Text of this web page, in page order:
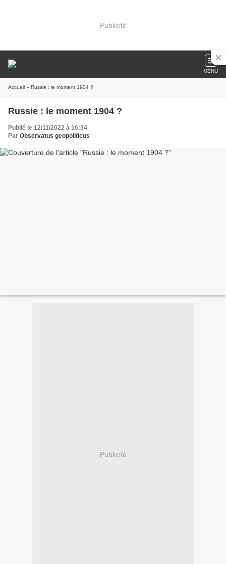
Publicité
MENU
Accueil » Russie : le moment 1904 ?
Russie : le moment 1904 ?
Publié le 12/11/2022 à 16:34
Par Observatus geopoliticus
Publicité